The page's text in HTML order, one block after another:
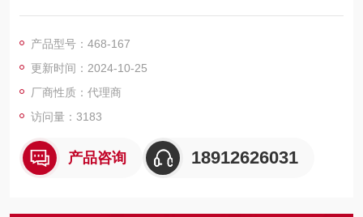
产品型号：468-167
更新时间：2024-10-25
厂商性质：代理商
访问量：3183
产品咨询 18912626031